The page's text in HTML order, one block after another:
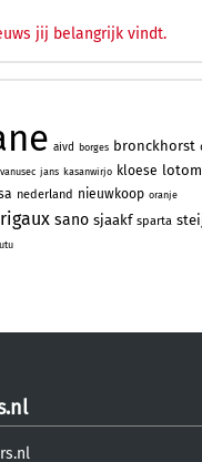
jij belangrijk vindt.
aivd borges bronckhorst
jans kasanwirjo kloese
nederland nieuwkoop oranje
rigaux sano sjaakf sparta